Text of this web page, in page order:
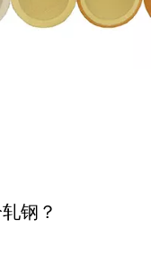
钢？